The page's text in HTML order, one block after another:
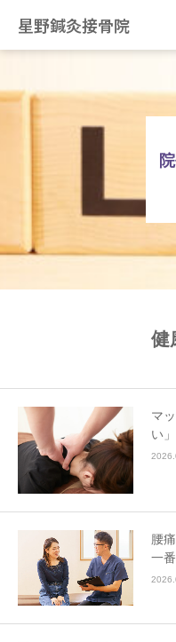
星野鍼灸接骨院
健
マ
い
腰
一
当院の治療について